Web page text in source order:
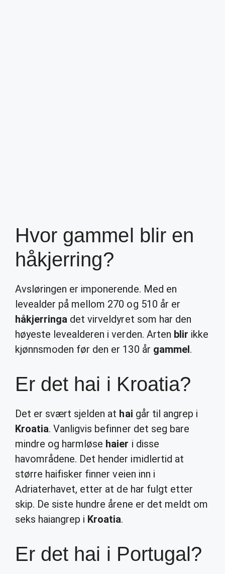
Hvor gammel blir en
håkjerring?
Avsløringen er imponerende. Med en
levealder på mellom 270 og 510 år er
håkjerringa det virveldyret som har den
høyeste levealderen i verden. Arten blir ikke
kjønnsmoden før den er 130 år gammel.
Er det hai i Kroatia?
Det er svært sjelden at hai går til angrep i
Kroatia. Vanligvis befinner det seg bare
mindre og harmløse haier i disse
havområdene. Det hender imidlertid at
større haifisker finner veien inn i
Adriaterhavet, etter at de har fulgt etter
skip. De siste hundre årene er det meldt om
seks haiangrep i Kroatia.
Er det hai i Portugal?